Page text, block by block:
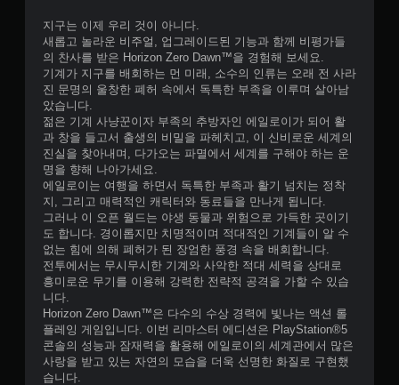
지구는 이제 우리 것이 아니다.
새롭고 놀라운 비주얼, 업그레이드된 기능과 함께 비평가들
의 찬사를 받은 Horizon Zero Dawn™을 경험해 보세요.
기계가 지구를 배회하는 먼 미래, 소수의 인류는 오래 전 사라
진 문명의 울창한 폐허 속에서 독특한 부족을 이루며 살아남
았습니다.
젊은 기계 사냥꾼이자 부족의 추방자인 에일로이가 되어 활
과 창을 들고서 출생의 비밀을 파헤치고, 이 신비로운 세계의
진실을 찾아내며, 다가오는 파멸에서 세계를 구해야 하는 운
명을 향해 나아가세요.
에일로이는 여행을 하면서 독특한 부족과 활기 넘치는 정착
지, 그리고 매력적인 캐릭터와 동료들을 만나게 됩니다.
그러나 이 오픈 월드는 야생 동물과 위험으로 가득한 곳이기
도 합니다. 경이롭지만 치명적이며 적대적인 기계들이 알 수
없는 힘에 의해 폐허가 된 장엄한 풍경 속을 배회합니다.
전투에서는 무시무시한 기계와 사악한 적대 세력을 상대로
흥미로운 무기를 이용해 강력한 전략적 공격을 가할 수 있습
니다.
Horizon Zero Dawn™은 다수의 수상 경력에 빛나는 액션 롤
플레잉 게임입니다. 이번 리마스터 에디션은 PlayStation®5
콘솔의 성능과 잠재력을 활용해 에일로이의 세계관에서 많은
사랑을 받고 있는 자연의 모습을 더욱 선명한 화질로 구현했
습니다.